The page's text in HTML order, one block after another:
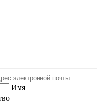
Имя